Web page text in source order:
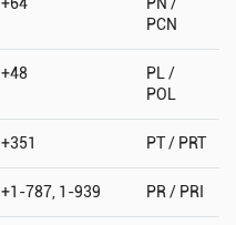
PCN
+48
PL /
POL
+351 PT / PRT
+1-787, 1-939 PR / PRI